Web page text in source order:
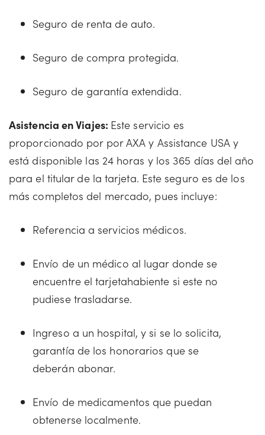
Seguro de renta de auto.
Seguro de compra protegida.
Seguro de garantía extendida.
Asistencia en Viajes: Este servicio es
proporcionado por por AXA y Assistance USA y
está disponible las 24 horas y los 365 días del año
para el titular de la tarjeta. Este seguro es de los
más completos del mercado, pues incluye:
Referencia a servicios médicos.
Envío de un médico al lugar donde se
encuentre el tarjetahabiente si este no
pudiese trasladarse.
Ingreso a un hospital, y si se lo solicita,
garantía de los honorarios que se
deberán abonar.
Envío de medicamentos que puedan
obtenerse localmente.